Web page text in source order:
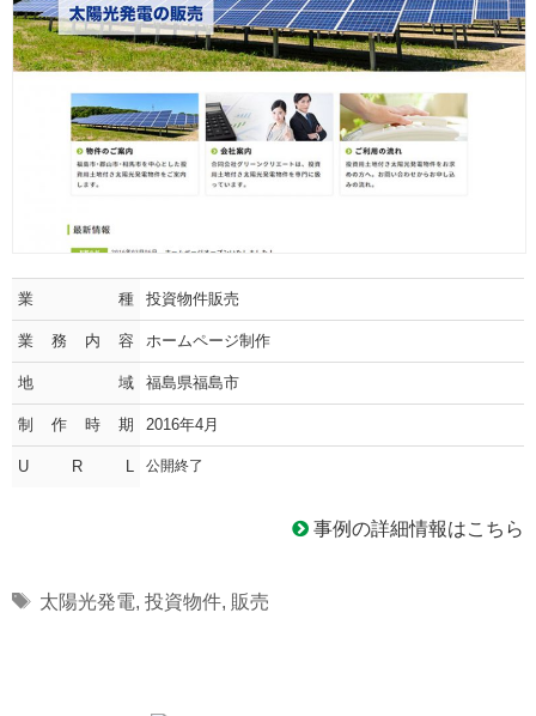
業種 投資物件販売
業務内容 ホームページ制作
地域 福島県福島市
制作時期 2016年4月
U R L 公開終了
事例の詳細情報はこちら
Tags
太陽光発電, 投資物件, 販売